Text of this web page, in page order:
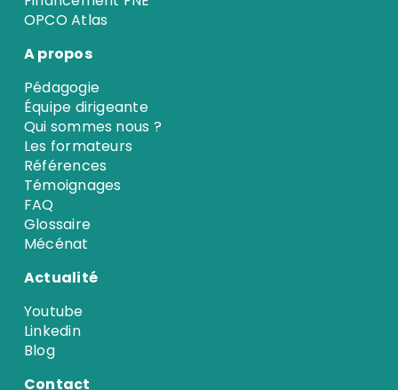
OPCO Atlas
A propos
Pédagogie
Équipe dirigeante
Qui sommes nous ?
Les formateurs
Références
Témoignages
FAQ
Glossaire
Mécénat
Actualité
Youtube
Linkedin
Blog
Contact